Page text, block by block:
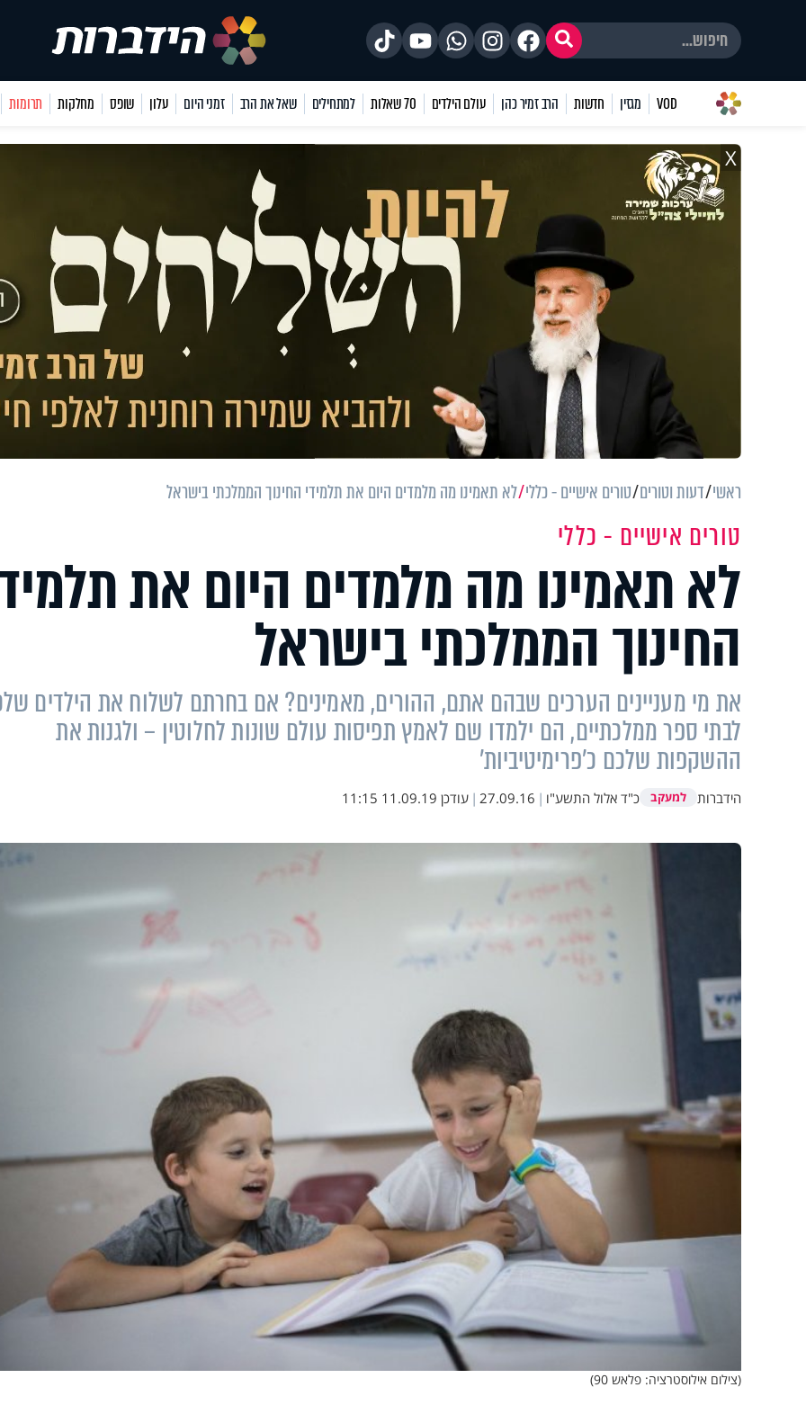
VOD מגזין חדשות הרב זמיר כהן עולם הילדים 70 שאלות למתחילים שאל את הרב זמני היום עלון שופס מחלקות תרומות
X
ראשי דעות וטורים טורים אישיים - כללי לא תאמינו מה מלמדים היום את תלמידי החינוך הממלכתי בישראל
טורים אישיים - כללי
לא תאמינו מה מלמדים היום את
החינוך הממלכתי בישראל
את מי מעניינים הערכים שבהם אתם, ההורים, מאמינים? אם בחרתם לשלוח את הילדים
לבתי ספר ממלכתיים, הם ילמדו שם לאמץ תפיסות עולם שונות לחלוטין – ולגנות את
ההשקפות שלכם כ'פרימיטיביות'
הידברות למעקב כ"ד אלול התשע"ו |
27.09.16
| עודכן 11.09.19 11:15
(צילום אילוסטרציה: פלאש 90)